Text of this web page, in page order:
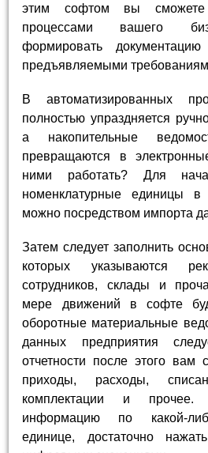
этим софтом вы сможете
процессами вашего
формировать
предъявляемыми
В автоматизированных
полностью упраздняется
а накопительные
превращаются в
ними работать? Для
номенклатурные единицы
можно посредством импорта
Затем следует заполнить
которых указываются
сотрудников, склады и
мере движений в софте
оборотные материальные
данных предприятия
отчетности после этого вам
приходы, расходы,
комплектации и прочее.
информацию по какой-
единице, достаточно